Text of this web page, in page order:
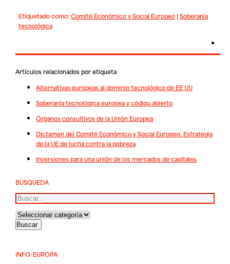
Etiquetado como:Comité Económico y Social Europeo| Soberanía
tecnológica
Artículos relacionados por etiqueta
Alternativas europeas al dominio tecnológico de EE UU
Soberanía tecnológica europea y código abierto
Órganos consultivos de la Unión Europea
Dictamen del Comité Económico y Social Europeo. Estrategia
de la UE de lucha contra la pobreza
Inversiones para una unión de los mercados de capitales
BÚSQUEDA
Buscar
INFO-EUROPA